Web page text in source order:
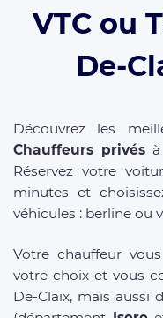
VTC ou
De-
Découvrez les
Chauffeurs privésà
Réservez votre
minutes et
véhicules : berline ou
Votre chauffeur
votre choix et vous
De-Claix, mais aussi